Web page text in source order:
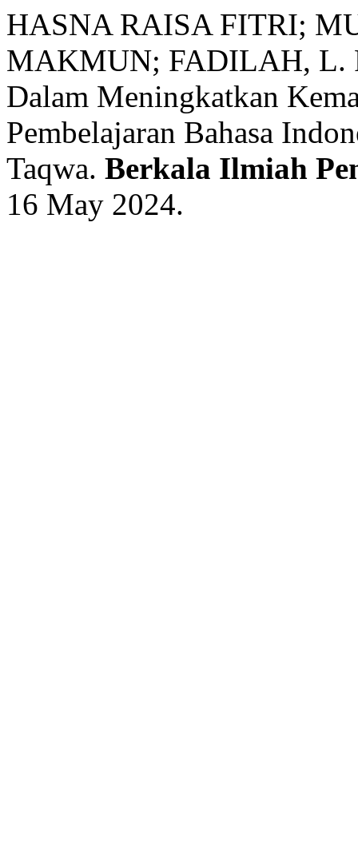
HASNA RAISA FITRI;
MAKMUN; FADILAH, L.
Dalam Meningkatkan
Pembelajaran Bahasa
Taqwa. Berkala Ilmiah
16 May 2024.